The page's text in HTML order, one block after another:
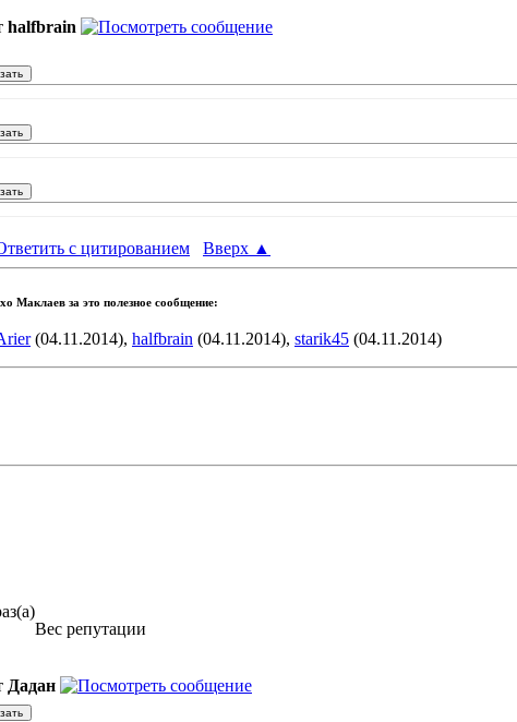
halfbrain
с цитированием Вверх ▲
Маклаев за это полезное сообщение:
(04.11.2014), halfbrain (04.11.2014), starik45 (04.11.2014)
Вес репутации
Дадан